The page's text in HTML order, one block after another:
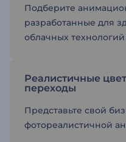
Подберите
разработанные для
облачных
Реалистичные
переходы
Представьте свой
фотореалистичной